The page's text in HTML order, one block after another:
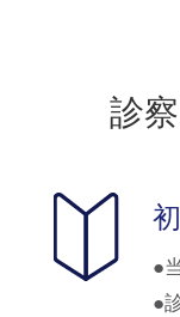
診